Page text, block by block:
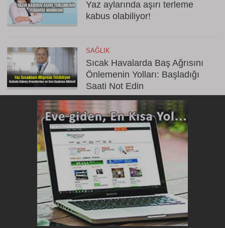
Yaz aylarında aşırı terleme
kabus olabiliyor!
SAĞLIK
Sıcak Havalarda Baş Ağrısını
Önlemenin Yolları: Başladığı
Saati Not Edin